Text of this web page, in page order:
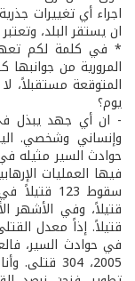
اجراء أي تغييرات
ان يستقر البلد،
* في كلمة لكم
المرورية من
المتوقعة مستقبلاً،
يوم؟
- ان أي جهد يبذل
وإنساني وشخصي.
حوادث السير مثيله
2005، 304